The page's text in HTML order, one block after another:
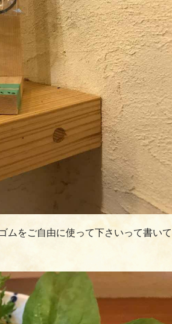
ムをご自由に使って下さいって書いて